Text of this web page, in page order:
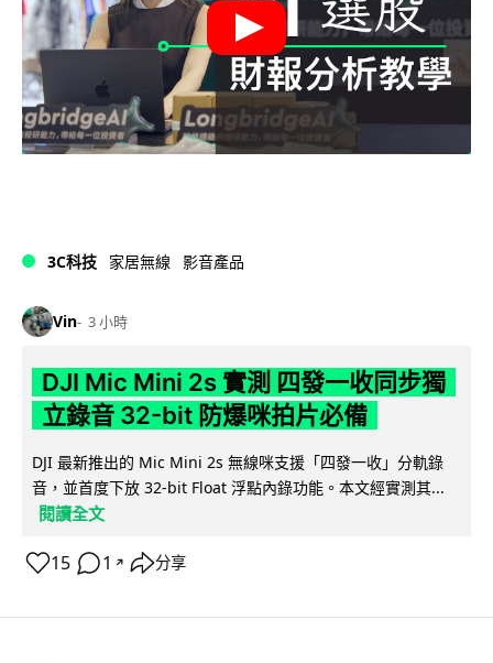
3C科技 家居無線 影音產品
Vin 3 小時
DJI Mic Mini 2s 實測 四發一收同步獨
立錄音 32-bit 防爆咪拍片必備
DJI 最新推出的 Mic Mini 2s 無線咪支援「四發一收」分軌錄
音，並首度下放 32-bit Float 浮點內錄功能。本文經實測其...
閱讀全文
15 1 ↗ 分享